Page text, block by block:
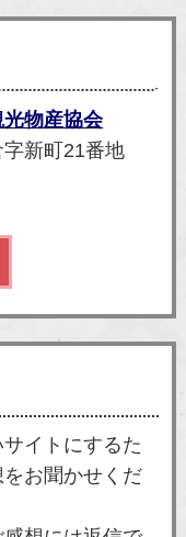
物産協会
新町21番地
イトにするた
お聞かせくだ